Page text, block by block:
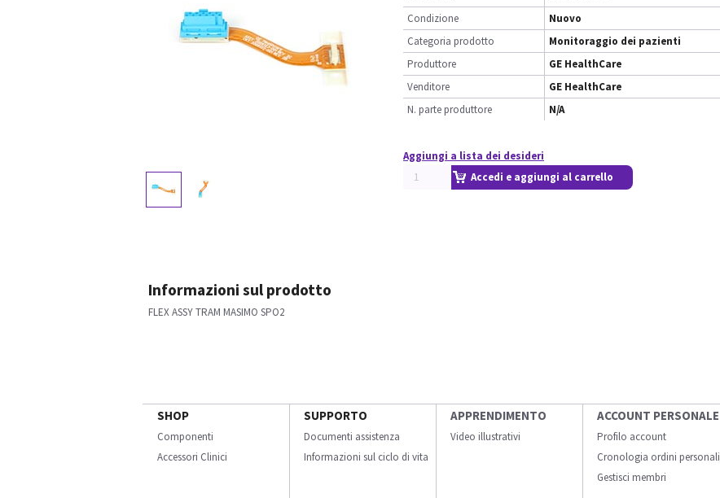
Condizione
Nuovo
Categoria prodotto
Monitoraggio dei pazienti
Produttore
GE HealthCare
Venditore
GE HealthCare
N. parte produttore
N/A
Aggiungi a lista dei desideri
Accedi e aggiungi al carrello
Informazioni sul prodotto
FLEX ASSY TRAM MASIMO SPO2
SHOP
Componenti
Accessori Clinici
SUPPORTO
Documenti assistenza
Informazioni sul ciclo di vita
APPRENDIMENTO
Video illustrativi
ACCOUNT PERSONALE
Profilo account
Cronologia ordini personali
Gestisci membri